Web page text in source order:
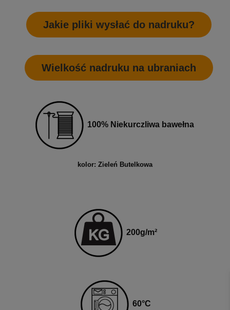
Jakie pliki wysłać do nadruku?
Wielkość nadruku na ubraniach
100% Niekurczliwa bawełna
kolor: Zieleń Butelkowa
200g/m²
60°C